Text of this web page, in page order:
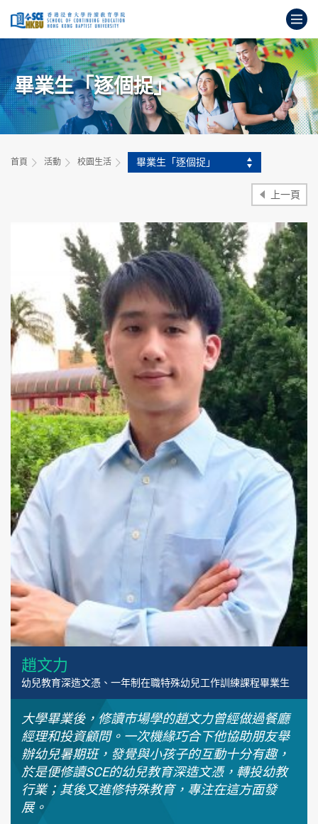
容
打
要
內
容
畢業生「逐個捉」
首頁 活動 校園生活 畢業生「逐個捉」
上一頁
大學畢業後，修讀市場學的趙文力曾經做過餐廳
經理和投資顧問。一次機緣巧合下他協助朋友舉
辦幼兒暑期班，發覺與小孩子的互動十分有趣，
於是便修讀SCE的幼兒教育深造文憑，轉投幼教
行業；其後又進修特殊教育，專注在這方面發
展。
趙文力
幼兒教育深造文憑、一年制在職特殊幼兒工作訓練課程畢業生